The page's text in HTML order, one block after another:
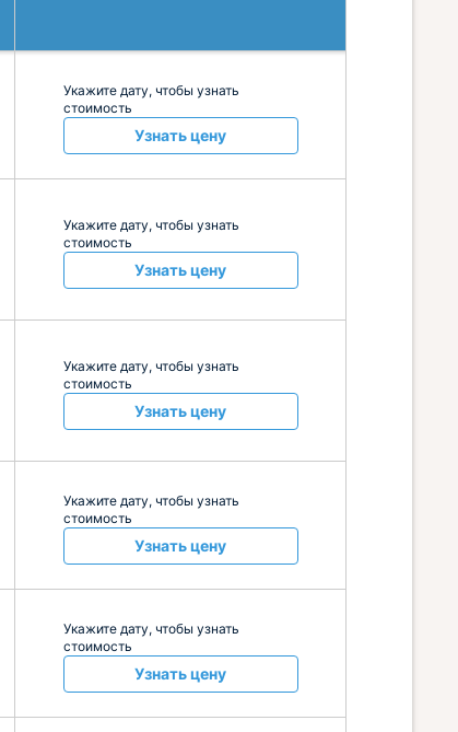
Укажите дату, чтобы узнать
стоимость
Узнать цену
Укажите дату, чтобы узнать
стоимость
Узнать цену
Укажите дату, чтобы узнать
стоимость
Узнать цену
Укажите дату, чтобы узнать
стоимость
Узнать цену
Укажите дату, чтобы узнать
стоимость
Узнать цену